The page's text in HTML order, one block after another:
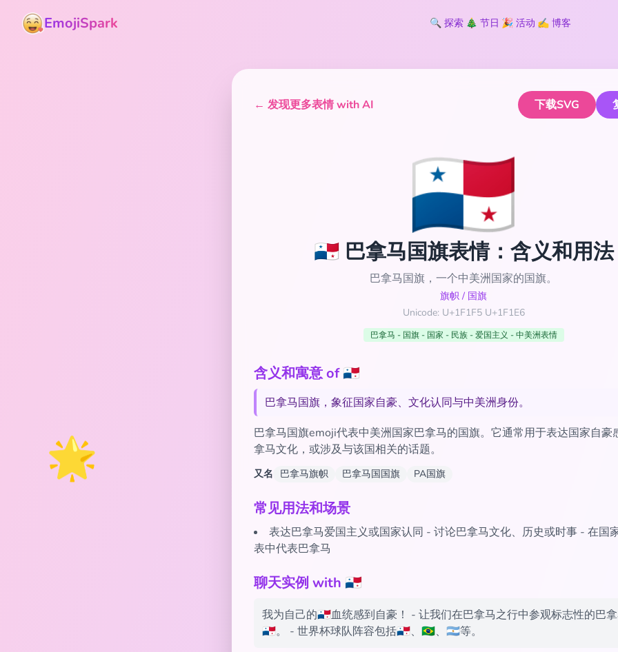
🌟
EmojiSpark 🔍 探索 🎄 节日 🎉 活动 ✍️ 博客
← 发现更多表情 with AI 下载SVG
🇵🇦
🇵🇦 巴拿马国旗表情：含义和用法
巴拿马国旗，一个中美洲国家的国旗。
旗帜 / 国旗
Unicode: U+1F1F5 U+1F1E6
巴拿马 - 国旗 - 国家 - 民族 - 爱国主义 - 中美洲表情
含义和寓意 of 🇵🇦
巴拿马国旗，象征国家自豪、文化认同与中美洲身份。
巴拿马国旗emoji代表中美洲国家巴拿马的国旗。它通常用于表达国家自豪
拿马文化，或涉及与该国相关的话题。
又名 巴拿马旗帜 巴拿马国国旗 PA国旗
常见用法和场景
表达巴拿马爱国主义或国家认同 - 讨论巴拿马文化、历史或时事 - 在国
表中代表巴拿马
聊天实例 with 🇵🇦
我为自己的🇵🇦血统感到自豪！ - 让我们在巴拿马之行中参观标志性的巴
🇵🇦。 - 世界杯球队阵容包括🇵🇦、🇧🇷、🇦🇷等。